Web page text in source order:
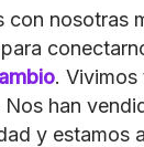
con nosotras
. Vivimos
han
y estamos